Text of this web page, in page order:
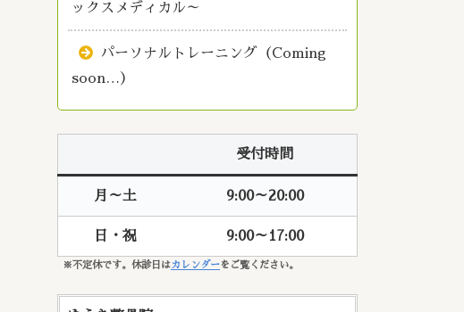
ックスメディカル～
パーソナルトレーニング（Coming
soon…）
受付時間
月～土 9:00～20:00
日・祝 9:00～17:00
※不定休です。休診日はカレンダーをご覧ください。